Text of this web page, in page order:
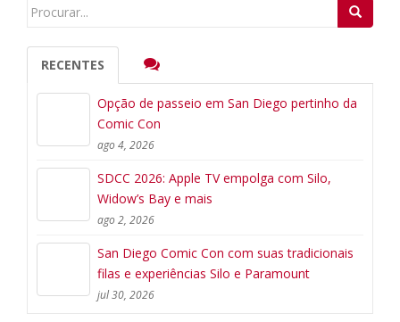
Search
RECENTES
Opção de passeio em San Diego pertinho da
Comic Con
ago 4, 2026
SDCC 2026: Apple TV empolga com Silo,
Widow’s Bay e mais
ago 2, 2026
San Diego Comic Con com suas tradicionais
filas e experiências Silo e Paramount
jul 30, 2026